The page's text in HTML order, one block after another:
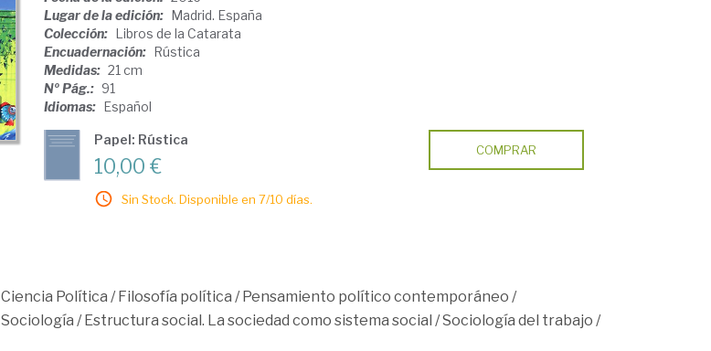
Lugar de la edición: Madrid. España
Colección: Libros de la Catarata
Encuadernación: Rústica
Medidas: 21 cm
Nº Pág.: 91
Idiomas: Español
Papel: Rústica
10,00 €
Sin Stock. Disponible en 7/10 días.
COMPRAR
Ciencia Política /Filosofía política /Pensamiento político contemporáneo /
Sociología /Estructura social. La sociedad como sistema social /Sociología del trabajo /